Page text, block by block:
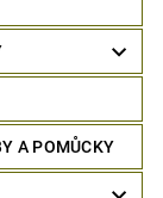
A POMŮCKY